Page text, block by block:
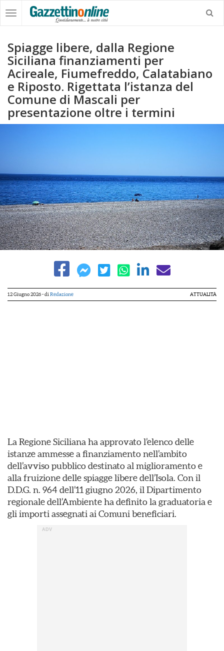
Spiagge libere, dalla Regione
Siciliana finanziamenti per
Acireale, Fiumefreddo, Calatabiano
e Riposto. Rigettata l’istanza del
Comune di Mascali per
presentazione oltre i termini
12 Giugno 2026- di Redazione ATTUALITÀ
La Regione Siciliana ha approvato l’elenco delle
istanze ammesse a finanziamento nell’ambito
dell’avviso pubblico destinato al miglioramento e
alla fruizione delle spiagge libere dell’Isola. Con il
D.D.G. n. 964 dell’11 giugno 2026, il Dipartimento
regionale dell’Ambiente ha definito la graduatoria e
gli importi assegnati ai Comuni beneficiari.